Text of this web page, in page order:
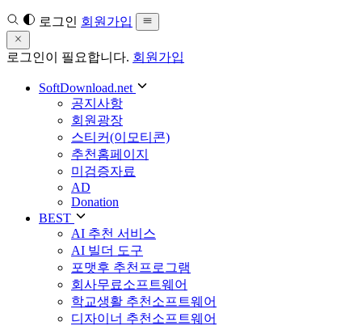
로그인 회원가입
로그인이 필요합니다. 회원가입
SoftDownload.net
공지사항
회원광장
스티커(이모티콘)
추천홈페이지
미검증자료
AD
Donation
BEST
AI 추천 서비스
AI 빌더 도구
포맷후 추천프로그램
회사무료소프트웨어
학교생활 추천소프트웨어
디자이너 추천소프트웨어